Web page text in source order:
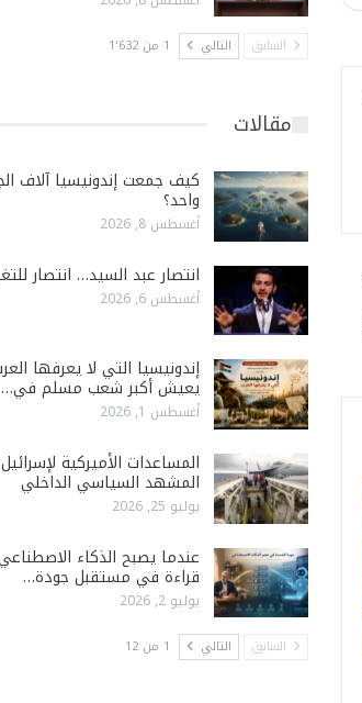
السابق التالي 1 من 1٬632
مقالات
كيف جمعت إندونيسيا آلاف
واحد؟
أغسطس 8, 2026
انتصار عبد السيد… انتصار
أغسطس 6, 2026
إندونيسيا التي لا يعرفها
يعيش أكبر شعب مسلم في…
أغسطس 1, 2026
المساعدات الأميركية
المشهد السياسي الداخلي
يوليو 25, 2026
عندما يصبح الذكاء
قراءة في مستقبل جودة…
يوليو 2, 2026
السابق التالي 1 من 12